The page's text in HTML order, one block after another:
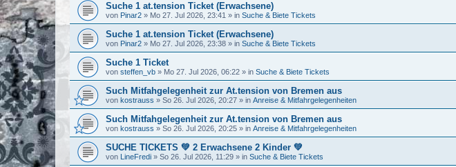
Suche 1 at.tension Ticket (Erwachsene)
von Pinar2 » Mo 27. Jul 2026, 23:41 » in Suche & Biete Tickets
Suche 1 at.tension Ticket (Erwachsene)
von Pinar2 » Mo 27. Jul 2026, 23:38 » in Suche & Biete Tickets
Suche 1 Ticket
von steffen_vb » Mo 27. Jul 2026, 06:22 » in Suche & Biete Tickets
Such Mitfahgelegenheit zur At.tension von Bremen aus
von kostrauss » So 26. Jul 2026, 20:27 » in Anreise & Mitfahrgelegenheiten
Such Mitfahgelegenheit zur At.tension von Bremen aus
von kostrauss » So 26. Jul 2026, 20:25 » in Anreise & Mitfahrgelegenheiten
SUCHE TICKETS 💚 2 Erwachsene 2 Kinder 💚
von LineFredi » So 26. Jul 2026, 11:29 » in Suche & Biete Tickets